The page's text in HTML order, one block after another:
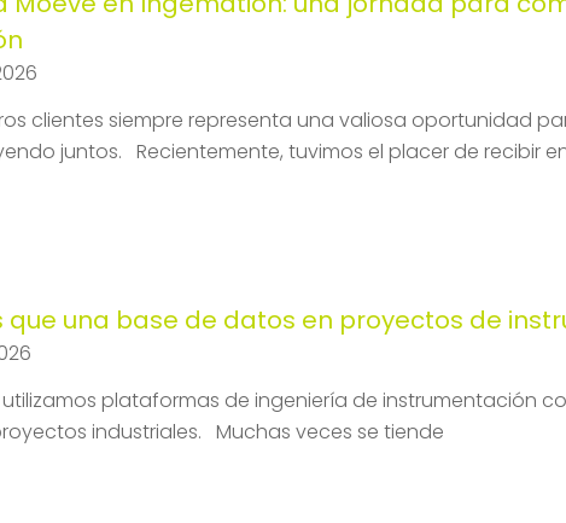
clientes siempre representa una valiosa oportunidad
juntos. Recientemente, tuvimos el placer de recibir
que una base de datos en proyectos de
utilizamos plataformas de ingeniería de instrumentación
industriales. Muchas veces se tiende